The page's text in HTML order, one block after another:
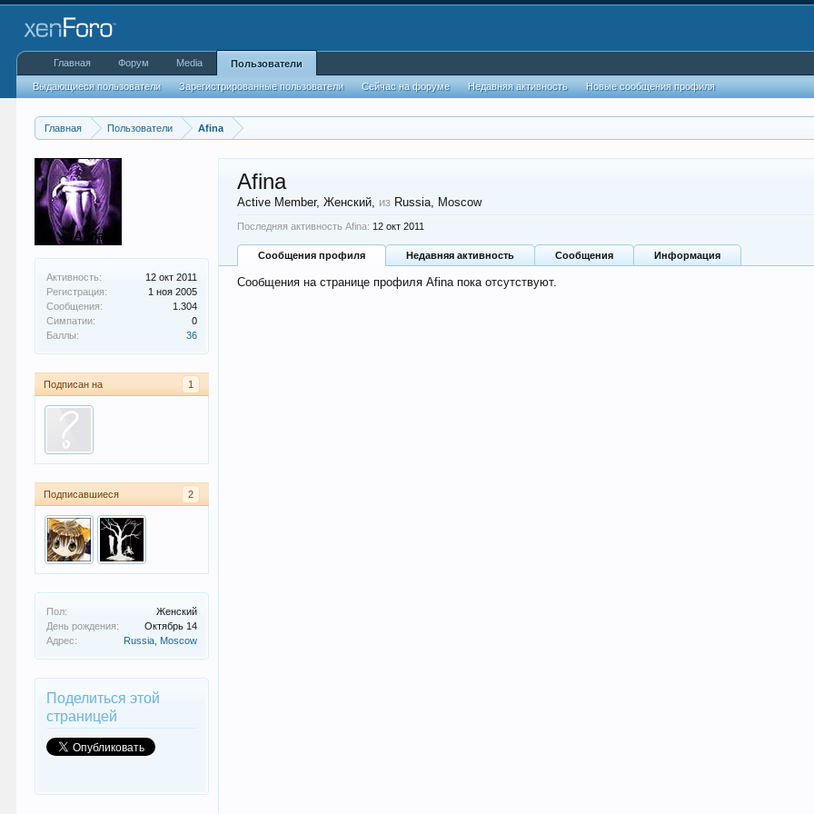
Главная Пользователи Afina
Активность:
12 окт 2011
Регистрация:
1 ноя 2005
Сообщения:
1.304
Симпатии:
0
Баллы:
36
Подписан на 1
Подписавшиеся 2
Пол:
Женский
День рождения:
Октябрь 14
Адрес:
Russia, Moscow
Поделиться этой
страницей
Afina
Active Member, Женский, из Russia, Moscow
Последняя активность Afina: 12 окт 2011
Сообщения профиля Недавняя активность Сообщения Информация
Сообщения на странице профиля Afina пока отсутствуют.
Главная Форум Media Пользователи
Выдающиеся пользователи Зарегистрированные пользователи Сейчас на форуме Недавняя активность Новые сообщения профиля